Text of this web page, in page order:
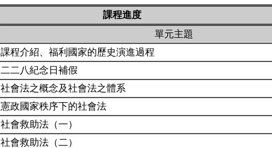
課程進度
單元主題
課程介紹、福利國家的歷史演進過程
二二八紀念日補假
社會法之概念及社會法之體系
憲政國家秩序下的社會法
社會救助法（一）
社會救助法（二）